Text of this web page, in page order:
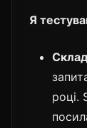
Я
році.